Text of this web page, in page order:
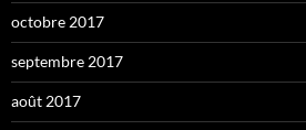
octobre 2017
septembre 2017
août 2017